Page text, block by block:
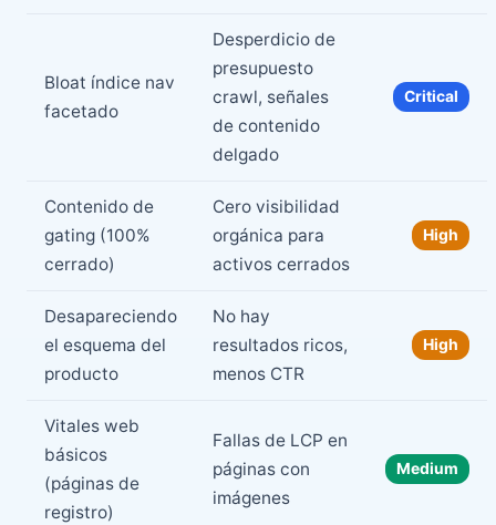
Bloat índice nav
facetado
Desperdicio de
presupuesto
crawl, señales
de contenido
delgado
Critical
Contenido de
gating (100%
cerrado)
Cero visibilidad
orgánica para
activos cerrados
High
Desapareciendo
el esquema del
producto
No hay
resultados ricos,
menos CTR
High
Vitales web
básicos
(páginas de
registro)
Fallas de LCP en
páginas con
imágenes
Medium